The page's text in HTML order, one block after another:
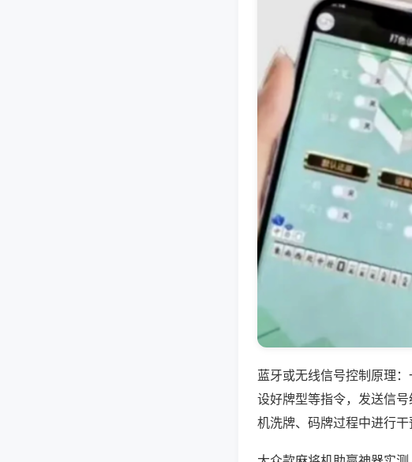
蓝牙或无线信号控制原理
设好牌型等指令，发送信
机洗牌、码牌过程中进行干